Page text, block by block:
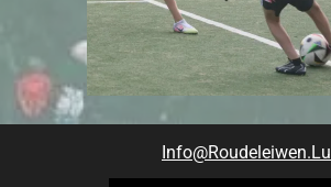
Info@roudeleiwen.lu